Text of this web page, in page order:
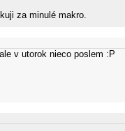
za minulé makro.
v utorok nieco poslem :P